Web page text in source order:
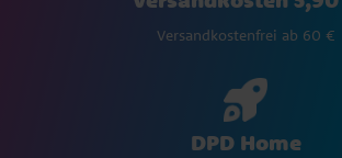
Versandkostenfrei ab 60 €
DPD Home